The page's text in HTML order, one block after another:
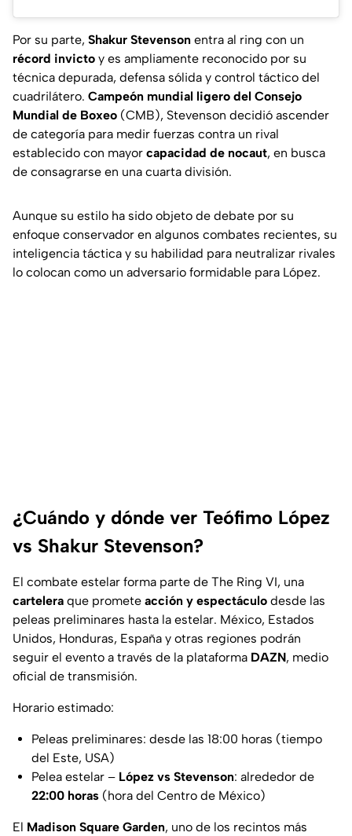
Por su parte, Shakur Stevenson entra al ring con un
récord invicto y es ampliamente reconocido por su
técnica depurada, defensa sólida y control táctico del
cuadrilátero. Campeón mundial ligero del Consejo
Mundial de Boxeo (CMB), Stevenson decidió ascender
de categoría para medir fuerzas contra un rival
establecido con mayor capacidad de nocaut, en busca
de consagrarse en una cuarta división.
Aunque su estilo ha sido objeto de debate por su
enfoque conservador en algunos combates recientes, su
inteligencia táctica y su habilidad para neutralizar rivales
lo colocan como un adversario formidable para López.
¿Cuándo y dónde ver Teófimo López
vs Shakur Stevenson?
El combate estelar forma parte de The Ring VI, una
cartelera que promete acción y espectáculo desde las
peleas preliminares hasta la estelar. México, Estados
Unidos, Honduras, España y otras regiones podrán
seguir el evento a través de la plataforma DAZN, medio
oficial de transmisión.
Horario estimado:
Peleas preliminares: desde las 18:00 horas (tiempo
del Este, USA)
Pelea estelar – López vs Stevenson: alrededor de
22:00 horas (hora del Centro de México)
El Madison Square Garden, uno de los recintos más